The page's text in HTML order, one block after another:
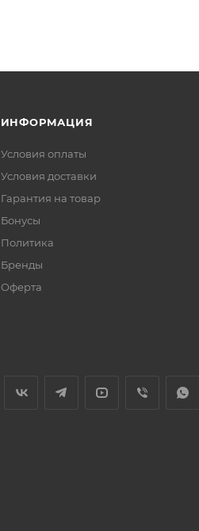
ИНФОРМАЦИЯ
Условия оплаты
Условия доставки
Гарантия на товар
Бонусы
Политика
Бренды
Оферта